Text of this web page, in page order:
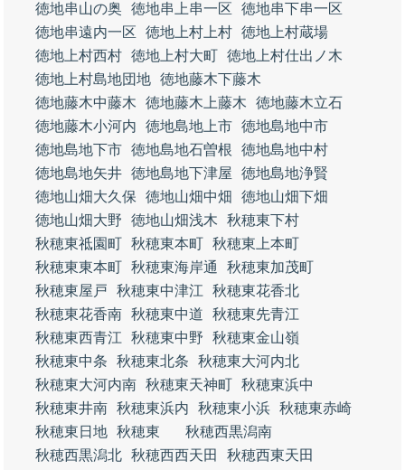
徳地串山の奥
徳地串上串一区
徳地串下串一区
徳地串遠内一区
徳地上村上村 徳地上村蔵場
徳地上村西村 徳地上村大町 徳地上村仕出ノ木
徳地上村島地団地 徳地藤木下藤木
徳地藤木中藤木
徳地藤木上藤木
徳地藤木立石
徳地藤木小河内
徳地島地上市 徳地島地中市
徳地島地下市 徳地島地石曽根
徳地島地中村
徳地島地矢井 徳地島地下津屋
徳地島地浄賢
徳地山畑大久保
徳地山畑中畑
徳地山畑下畑
徳地山畑大野
徳地山畑浅木
秋穂東下村
秋穂東祗園町 秋穂東本町 秋穂東上本町
秋穂東東本町 秋穂東海岸通
秋穂東加茂町
秋穂東屋戸
秋穂東中津江
秋穂東花香北
秋穂東花香南 秋穂東中道
秋穂東先青江
秋穂東西青江
秋穂東中野
秋穂東金山嶺
秋穂東中条
秋穂東北条
秋穂東大河内北
秋穂東大河内南 秋穂東天神町 秋穂東浜中
秋穂東井南 秋穂東浜内 秋穂東小浜 秋穂東赤崎
秋穂東日地 秋穂東
秋穂西黒潟南
秋穂西黒潟北 秋穂西西天田
秋穂西東天田